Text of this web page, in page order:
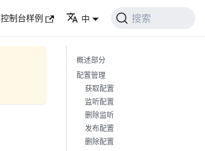
控制台样例 中 搜索
概述部分
配置管理
获取配置
监听配置
删除监听
发布配置
删除配置